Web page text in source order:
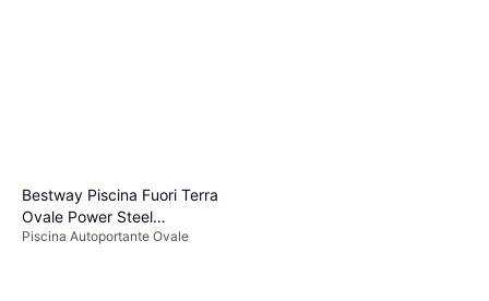
Bestway Piscina Fuori Terra
Ovale Power Steel
305x200x84 Cm
Piscina Autoportante Ovale